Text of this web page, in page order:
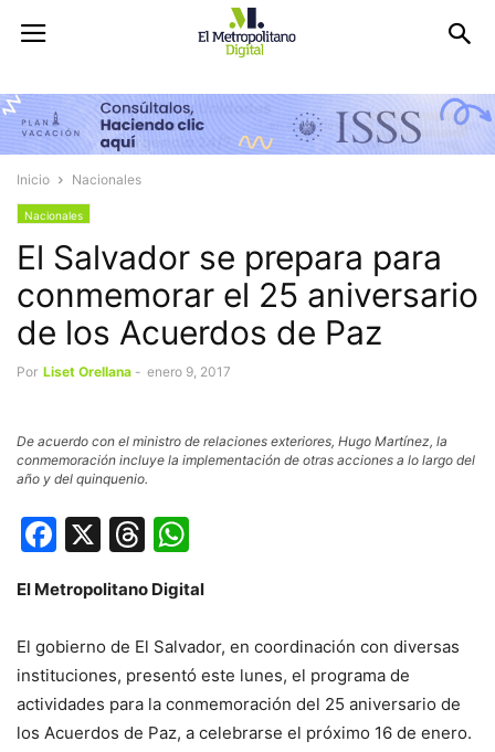
Inicio Nacionales
Nacionales
El Salvador se prepara para
conmemorar el 25 aniversario
de los Acuerdos de Paz
Por Liset Orellana - enero 9, 2017
De acuerdo con el ministro de relaciones exteriores, Hugo Martínez, la
conmemoración incluye la implementación de otras acciones a lo largo del
año y del quinquenio.
Facebook
X Threads
El Metropolitano Digital
El gobierno de El Salvador, en coordinación con diversas
instituciones, presentó este lunes, el programa de
actividades para la conmemoración del 25 aniversario de
los Acuerdos de Paz, a celebrarse el próximo 16 de enero.